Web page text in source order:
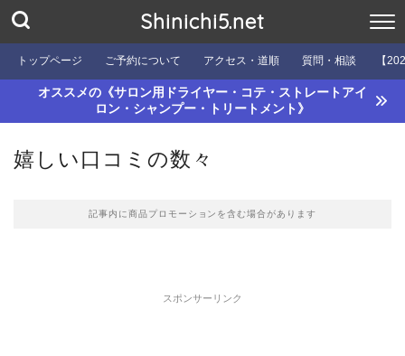
Shinichi5.net
トップページ ご予約について アクセス・道順 質問・相談 【
オススメの《サロン用ドライヤー・コテ・ストレートアイ
ロン・シャンプー・トリートメント》
嬉しい口コミの数々
記事内に商品プロモーションを含む場合があります
スポンサーリンク